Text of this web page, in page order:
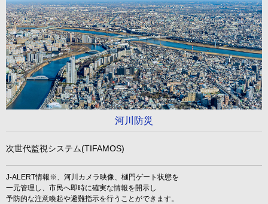
河川防災
次世代監視システム(TIFAMOS)
J-ALERT情報※、河川カメラ映像、樋門ゲート状態を
一元管理し、市民へ即時に確実な情報を開示し
予防的な注意喚起や避難指示を行うことができます。